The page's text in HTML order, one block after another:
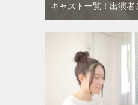
キャスト一覧！出演者